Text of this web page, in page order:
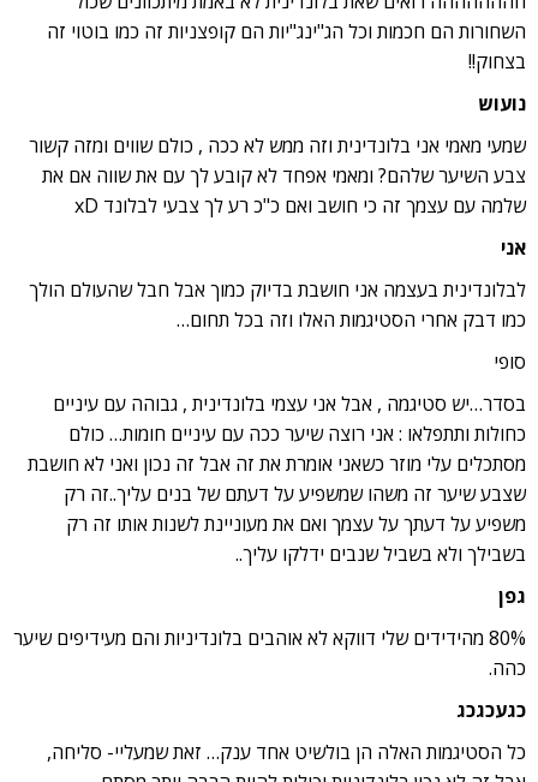
השחורות הם חכמות וכל הג"ינג"יות הם קופצניות זה כמו בוטוי זה
בצחוק!!
נועוש
שמעי מאמי אני בלונדינית וזה ממש לא ככה , כולם שווים ומזה קשור
צבע השיער שלהם? ומאמי אפחד לא קובע לך עם את שווה אם את
שלמה עם עצמך זה כי חושב ואם כ"כ רע לך צבעי לבלונד xD
אני
לבלונדינית בעצמה אני חושבת בדיוק כמוך אבל חבל שהעולם הולך
כמו דבק אחרי הסטיגמות האלו וזה בכל תחום…
סופי
בסדר…יש סטיגמה , אבל אני עצמי בלונדינית , גבוהה עם עיניים
כחולות ותתפלאו : אני רוצה שיער ככה עם עיניים חומות… כולם
מסתכלים עלי מוזר כשאני אומרת את זה אבל זה נכון ואני לא חושבת
שצבע שיער זה משהו שמשפיע על דעתם של בנים עליך..זה רק
משפיע על דעתך על עצמך ואם את מעוניינת לשנות אותו זה רק
בשבילך ולא בשביל שנבים ידלקו עליך..
גפן
80% מהידידים שלי דווקא לא אוהבים בלונדיניות והם מעידיפים שיער
כהה.
כגעכגכג
כל הסטיגמות האלה הן בולשיט אחד ענק… זאת שמעליי- סליחה,